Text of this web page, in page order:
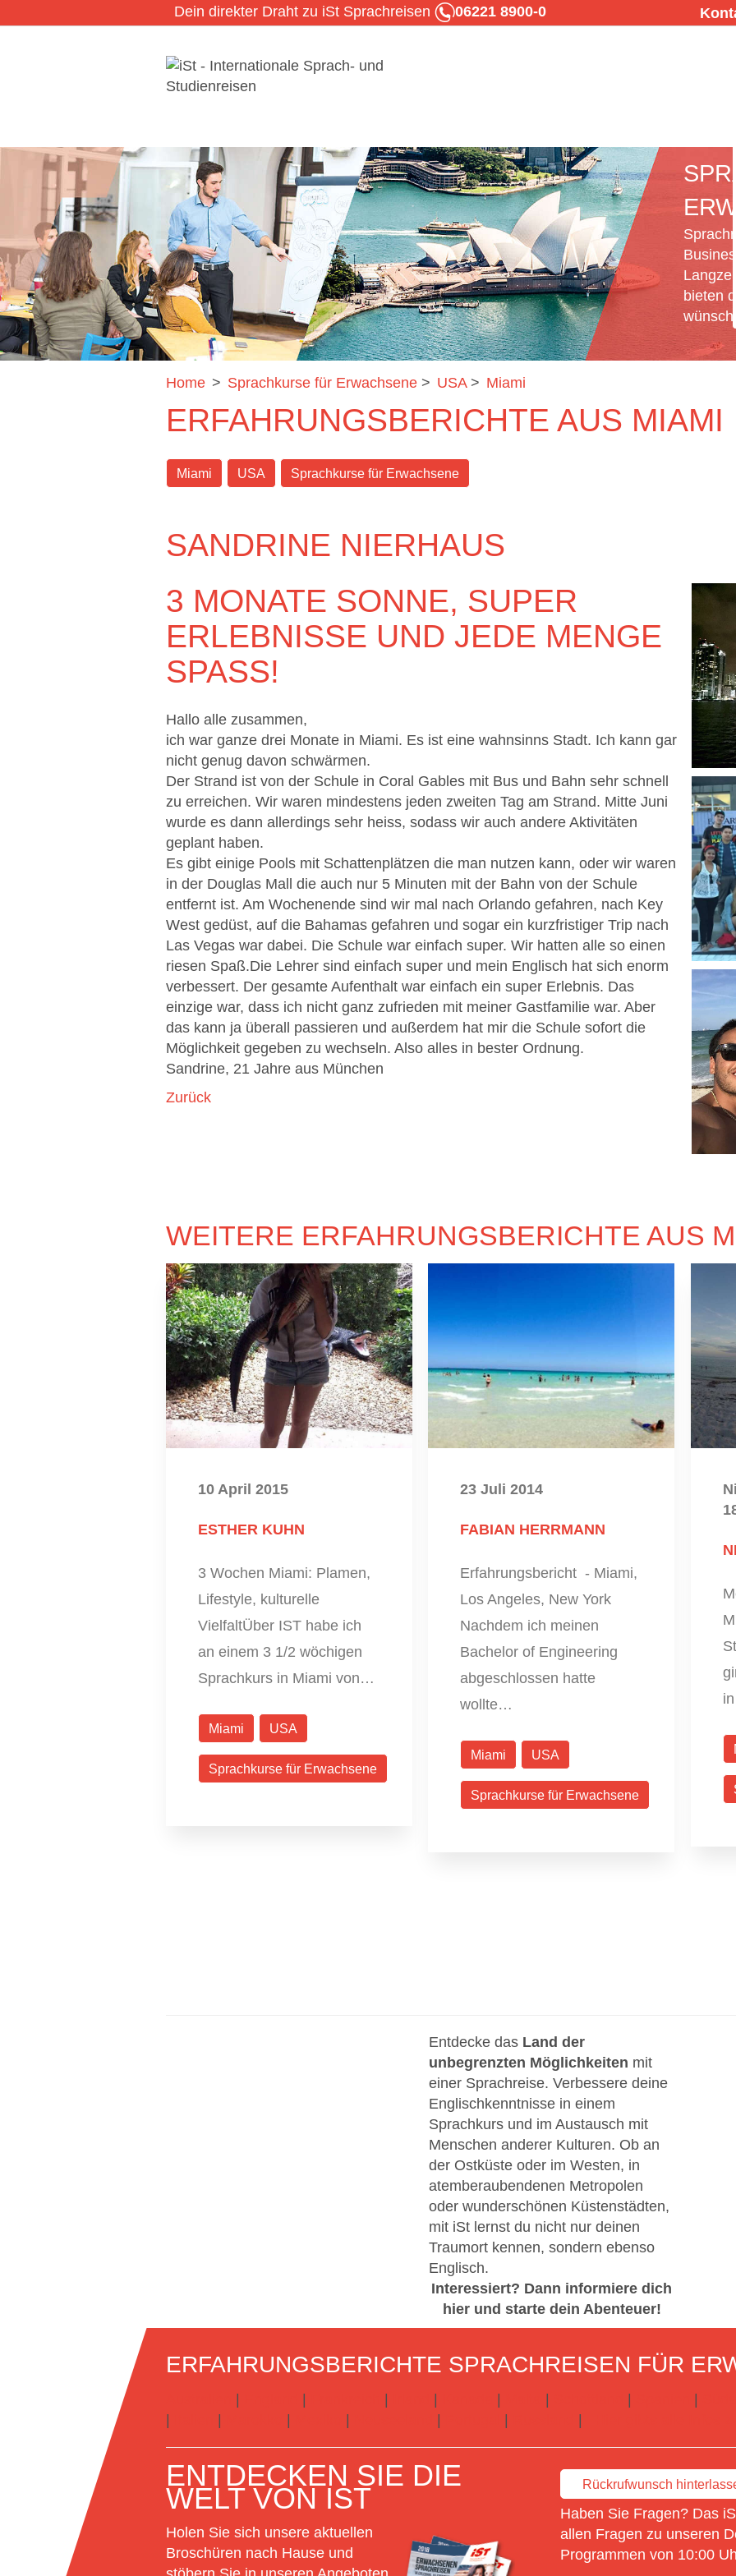
Dein direkter Draht zu iSt Sprachreisen 06221 8900-0
bieten
Home > Sprachkurse für Erwachsene > USA> Miami
ERFAHRUNGSBERICHTE AUS MIAMI
Miami USA Sprachkurse für Erwachsene
SANDRINE NIERHAUS
3 MONATE SONNE, SUPER
ERLEBNISSE UND JEDE MENGE
SPASS!
Hallo alle zusammen,
ich war ganze drei Monate in Miami. Es ist eine wahnsinns Stadt. Ich kann gar
nicht genug davon schwärmen.
Der Strand ist von der Schule in Coral Gables mit Bus und Bahn sehr schnell
zu erreichen. Wir waren mindestens jeden zweiten Tag am Strand. Mitte Juni
wurde es dann allerdings sehr heiss, sodass wir auch andere Aktivitäten
geplant haben.
Es gibt einige Pools mit Schattenplätzen die man nutzen kann, oder wir waren
in der Douglas Mall die auch nur 5 Minuten mit der Bahn von der Schule
entfernt ist. Am Wochenende sind wir mal nach Orlando gefahren, nach Key
West gedüst, auf die Bahamas gefahren und sogar ein kurzfristiger Trip nach
Las Vegas war dabei. Die Schule war einfach super. Wir hatten alle so einen
riesen Spaß.Die Lehrer sind einfach super und mein Englisch hat sich enorm
verbessert. Der gesamte Aufenthalt war einfach ein super Erlebnis. Das
einzige war, dass ich nicht ganz zufrieden mit meiner Gastfamilie war. Aber
das kann ja überall passieren und außerdem hat mir die Schule sofort die
Möglichkeit gegeben zu wechseln. Also alles in bester Ordnung.
Sandrine, 21 Jahre aus München
Zurück
WEITERE ERFAHRUNGSBERICHTE AUS
10 April 2015
ESTHER KUHN
3 Wochen Miami: Plamen,
Lifestyle, kulturelle
VielfaltÜber IST habe ich
an einem 3 1/2 wöchigen
Sprachkurs in Miami von…
Miami USA
Sprachkurse für Erwachsene
23 Juli 2014
FABIAN HERRMANN
Erfahrungsbericht - Miami,
Los Angeles, New York
Nachdem ich meinen
Bachelor of Engineering
abgeschlossen hatte
wollte…
Miami USA
Sprachkurse für Erwachsene
Entdecke das Land der
unbegrenzten Möglichkeiten mit
einer Sprachreise. Verbessere deine
Englischkenntnisse in einem
Sprachkurs und im Austausch mit
Menschen anderer Kulturen. Ob an
der Ostküste oder im Westen, in
atemberaubendenen Metropolen
oder wunderschönen Küstenstädten,
mit iSt lernst du nicht nur deinen
Traumort kennen, sondern ebenso
Englisch.
Interessiert? Dann informiere dich
hier und starte dein Abenteuer!
ERFAHRUNGSBERICHTE SPRACHREISEN FÜR
ENTDECKEN SIE DIE
WELT VON IST
Holen Sie sich unsere aktuellen
Broschüren nach Hause und
Rückrufwunsch
Haben Sie Fragen? Das
allen Fragen zu unseren
Programmen von 10:00